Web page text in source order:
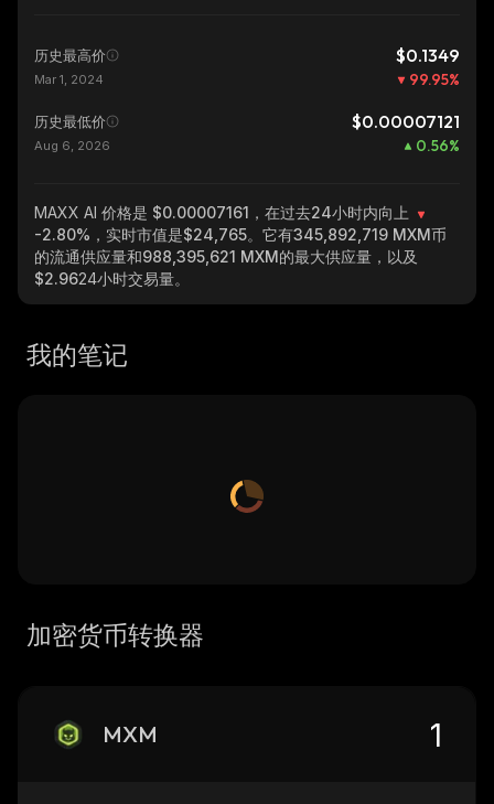
历史最高价 $0.1349
Mar 1, 2024 99.95%
历史最低价 $0.00007121
Aug 6, 2026 0.56%
MAXX AI 价格是 $0.00007161，在过去24小时内向上
-2.80% ，实时市值是$24,765。它有345,892,719 MXM币
的流通供应量和988,395,621 MXM的最大供应量，以及
$2.9624小时交易量。
我的笔记
加密货币转换器
MXM